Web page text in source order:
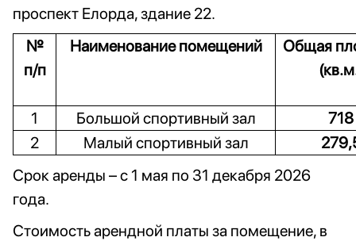
проспект Елорда, здание 22.
№
п/п
Наименование помещений
Общая
1 Большой спортивный зал
718
2
Малый спортивный зал
Срок аренды – с 1 мая по 31 декабря 2026
года.
Стоимость арендной платы за помещение, в